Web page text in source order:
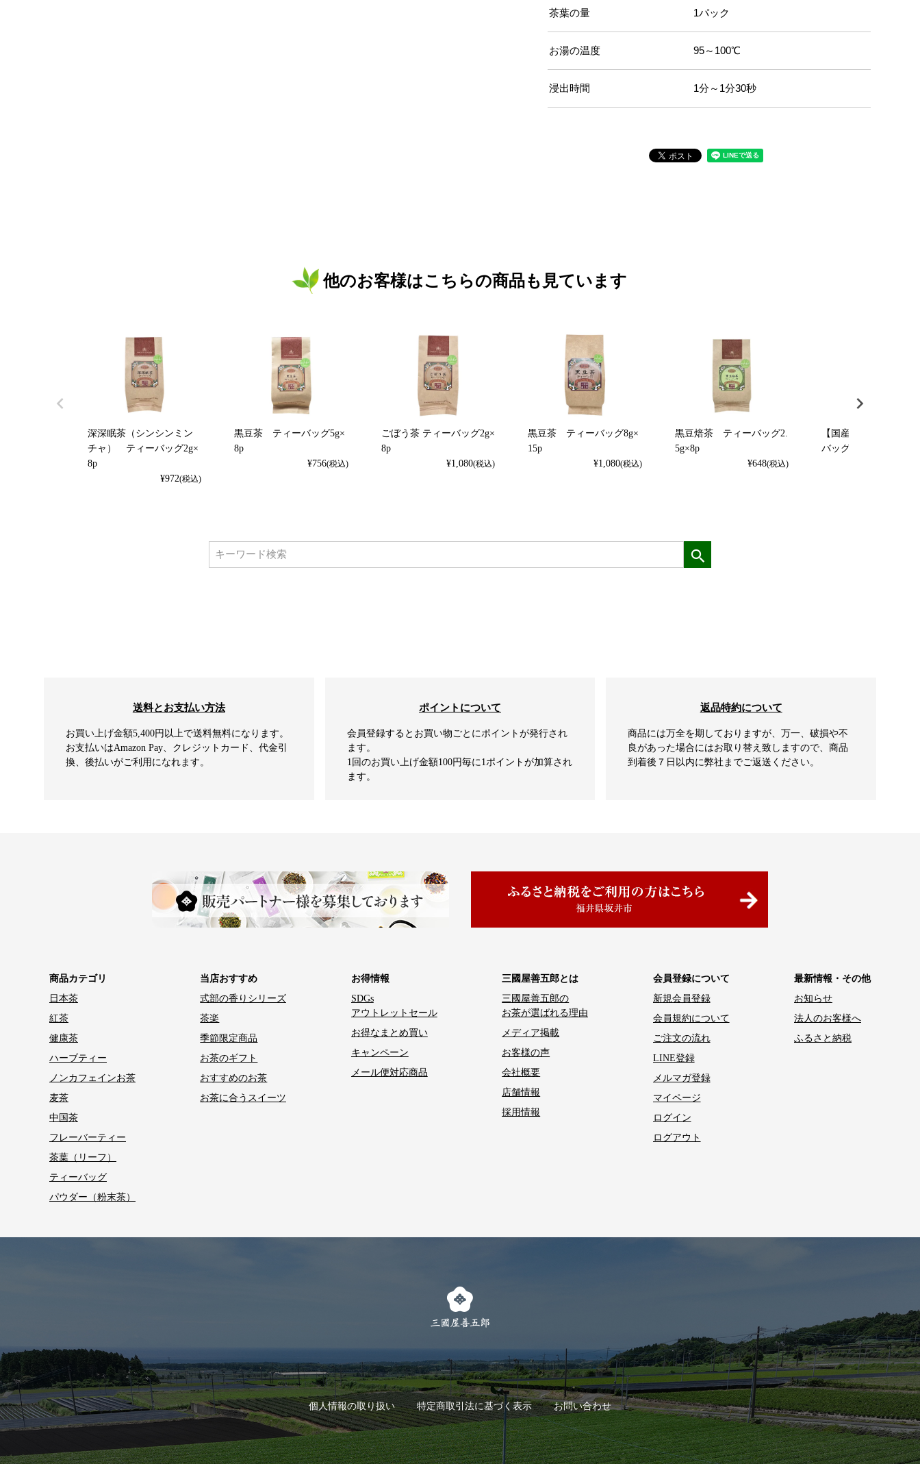
茶葉の量 1パック
お湯の温度 95～100℃
浸出時間 1分～1分30秒
他のお客様はこちらの商品も見ています
深深眠茶（シンシンミン
チャ） ティーバッグ2g×
8p
¥972(税込)
黒豆茶 ティーバッグ5g×
8p
¥756(税込)
ごぼう茶 ティーバッグ2g×
8p
¥1,080(税込)
黒豆茶 ティーバッグ8g×
15p
¥1,080(税込)
黒豆焙茶 ティーバッグ2.
5g×8p
¥648(税込)
【国産】杜仲茶 ティ
バッグ2.5g×8p
送料とお支払い方法
お買い上げ金額5,400円以上で送料無料になります。
お支払いはAmazon Pay、クレジットカード、代金引
換、後払いがご利用になれます。
ポイントについて
会員登録するとお買い物ごとにポイントが発行され
ます。
1回のお買い上げ金額100円毎に1ポイントが加算され
ます。
返品特約について
商品には万全を期しておりますが、万一、破損や不
良があった場合にはお取り替え致しますので、商品
到着後７日以内に弊社までご返送ください。
商品カテゴリ
日本茶
紅茶
健康茶
ハーブティー
ノンカフェインお茶
麦茶
中国茶
フレーバーティー
茶葉（リーフ）
ティーバッグ
パウダー（粉末茶）
当店おすすめ
式部の香りシリーズ
茶楽
季節限定商品
お茶のギフト
おすすめのお茶
お茶に合うスイーツ
お得情報
SDGs
アウトレットセール
お得なまとめ買い
キャンペーン
メール便対応商品
三國屋善五郎とは
三國屋善五郎の
お茶が選ばれる理由
メディア掲載
お客様の声
会社概要
店舗情報
採用情報
会員登録について
新規会員登録
会員規約について
ご注文の流れ
LINE登録
メルマガ登録
マイページ
ログイン
ログアウト
最新情報・その他
お知らせ
法人のお客様へ
ふるさと納税
個人情報の取り扱い 特定商取引法に基づく表示 お問い合わせ